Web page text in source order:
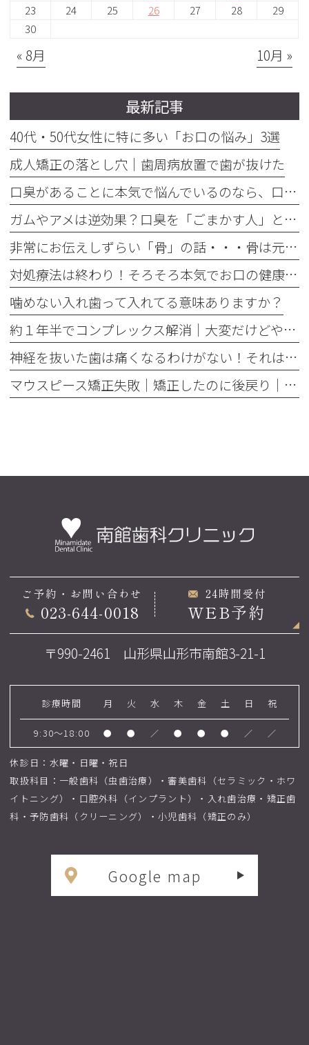
23
24 25 26 27 28
29
30
« 8月 10月 »
最新記事
40代・50代女性に特に多い「お口の悩み」3選
成人矯正の落とし穴｜歯周病放置で歯が抜けた
口臭があることに本気で悩んでいるのなら、口臭を本気で治そう
ガムやアメは逆効果？口臭を「ごまかす人」と「治す人」の決定的な違い
非常にお伝えしずらい「骨」の話・・・骨は元には戻せない？
対処療法は終わり！そろそろ本気でお口の健康とは何かを考えませんか
噛めない入れ歯って入れてる意味ありますか？
約１年半でコンプレックス解消｜大変だけどやって良かった歯の矯正治療
神経を抜いた歯は痛くなるわけがない！それは嘘です
マウスピース矯正失敗｜矯正したのに後戻り｜最近よく聞くけどそれってなんで？
ご予約・お問い合わせ
023-644-0018
24時間受付
WEB予約
〒990-2461 山形県山形市南館3-21-1
診療時間 月 火 水 木 金 土 日 祝
9:30～18:00 ● ● ／ ● ● ● ／ ／
休診日：水曜・日曜・祝日
取扱科目：一般歯科（虫歯治療）・審美歯科（セラミック・ホワ
イトニング）・口腔外科（インプラント）・入れ歯治療・矯正歯
科・予防歯科（クリーニング）・小児歯科（矯正のみ）
Google map